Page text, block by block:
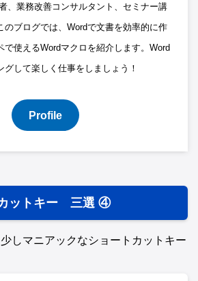
、業務改善コンサルタント、セミナー講
のブログでは、Wordで文書を効率的に作
で使えるWordマクロを紹介します。Word
グして楽しく仕事をしましょう！
Profile
ットキー 三選 ④
しマニアックなショートカットキー